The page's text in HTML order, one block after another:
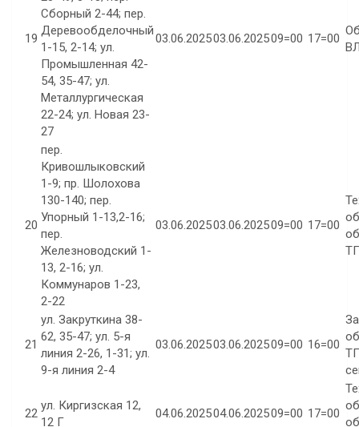
19
Сборный 2-44; пер.
Деревообделочный
1-15, 2-14; ул.
Промышленная 42-
54, 35-47; ул.
Металлургическая
22-24; ул. Новая 23-
27
03.06.202503.06.202509=00 17=00
20
пер.
Кривошлыковский
1-9; пр. Шолохова
130-140; пер.
Упорный 1-13,2-16;
пер.
Железноводский 1-
13, 2-16; ул.
Коммунаров 1-23,
2-22
03.06.202503.06.202509=00 17=00
21
ул. Закруткина 38-
62, 35-47; ул. 5-я
линия 2-26, 1-31; ул.
9-я линия 2-4
03.06.202503.06.202509=00 16=00
22
ул. Киргизская 12,
12 Г
04.06.202504.06.202509=00 17=00